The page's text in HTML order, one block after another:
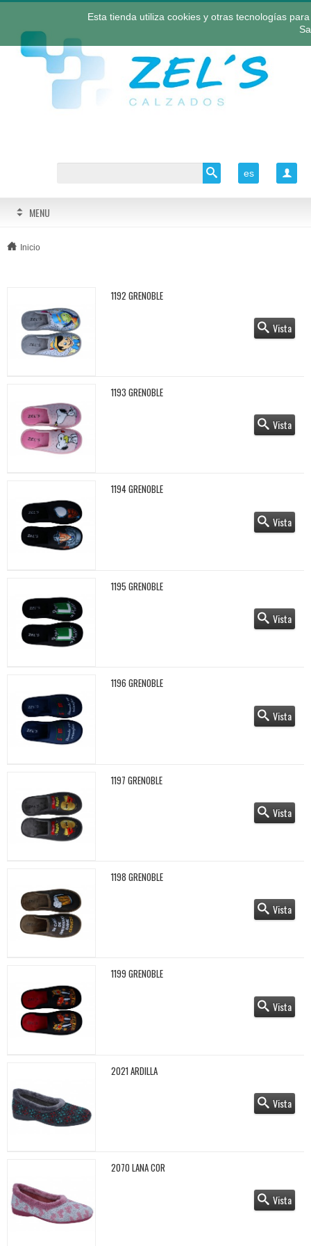

es
MENU
Inicio
1192 GRENOBLE
Vista
1193 GRENOBLE
Vista
1194 GRENOBLE
Vista
1195 GRENOBLE
Vista
1196 GRENOBLE
Vista
1197 GRENOBLE
Vista
1198 GRENOBLE
Vista
1199 GRENOBLE
Vista
2021 ARDILLA
Vista
2070 LANA COR
Vista
Esta tienda utiliza cookies y otras tecnologías